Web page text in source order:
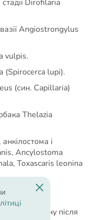
Dirofilaria
Angiostrongylus
vulpis.
(Spirocerca lupi).
(син. Capillaria)
Thelazia
і
Ancylostoma
Toxascaris leonina
тварину після